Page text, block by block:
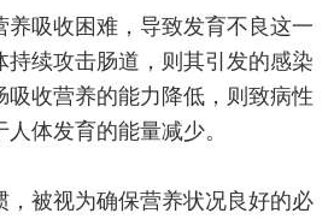
吸收困难，导致发育不良这一
续攻击肠道，则其引发的感染
收营养的能力降低，则致病性
体发育的能量减少。
被视为确保营养状况良好的必